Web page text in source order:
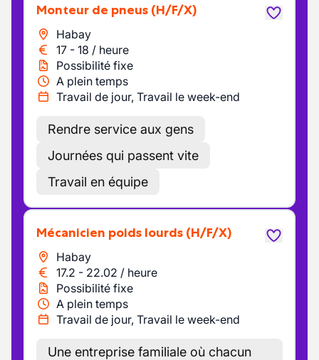
Monteur de pneus (H/F/X)
Habay
17 - 18 / heure
Possibilité fixe
A plein temps
Travail de jour, Travail le week-end
Rendre service aux gens
Journées qui passent vite
Travail en équipe
Mécanicien poids lourds (H/F/X)
Habay
17.2 - 22.02 / heure
Possibilité fixe
A plein temps
Travail de jour, Travail le week-end
Une entreprise familiale où chacun